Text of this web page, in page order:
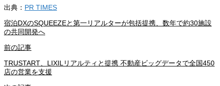
出典： PR TIMES
宿泊DXのSQUEEZEと第一リアルターが包括提携、数年で約30施設
の共同開発へ
前の記事
TRUSTART、LIXILリアルティと提携 不動産ビッグデータで全国450
店の営業を支援